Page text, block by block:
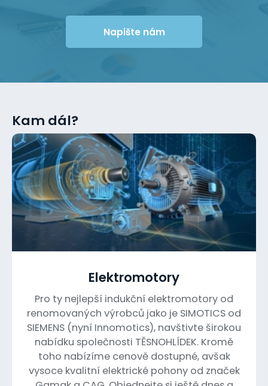
Napište nám
Kam dál?
Elektromotory
Pro ty nejlepší indukční elektromotory od
renomovaných výrobců jako je SIMOTICS od
SIEMENS (nyní Innomotics), navštivte širokou
nabídku společnosti TĚSNOHLÍDEK. Kromě
toho nabízíme cenově dostupné, avšak
vysoce kvalitní elektrické pohony od značek